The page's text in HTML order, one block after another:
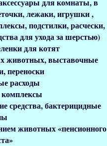
лежаки, игрушки ,
подстилки, расчески,
для ухода за шерстью)
для котят
животных, выставочные
переноски
расходы
средства, бактерицидные
животных «пенсионного